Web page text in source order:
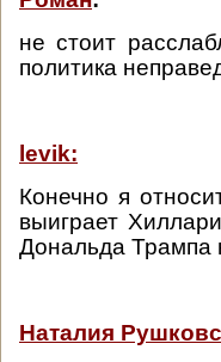
не стоит
политика
levik:
Конечно я
выиграет
Дональда Трампа
Наталия